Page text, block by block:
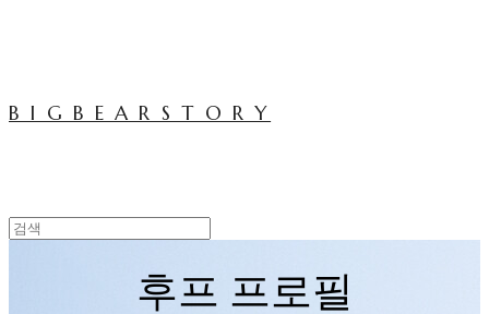
B I G B E A R S T O R Y
후프 프로필